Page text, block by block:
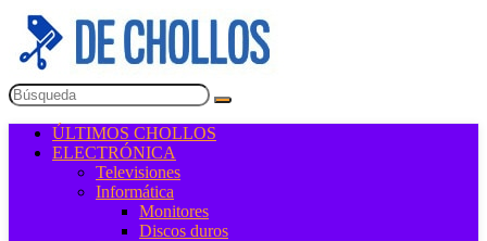
ÚLTIMOS CHOLLOS
ELECTRÓNICA
Televisiones
Informática
Monitores
Discos duros